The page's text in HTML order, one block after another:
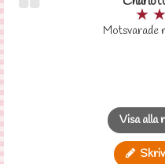
★ ★
Motsvarade
Visa alla